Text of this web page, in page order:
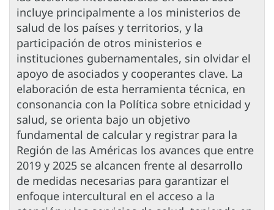
incluye principalmente a los ministerios de
salud de los países y territorios, y la
participación de otros ministerios e
instituciones gubernamentales, sin olvidar el
apoyo de asociados y cooperantes clave. La
elaboración de esta herramienta técnica, en
consonancia con la Política sobre etnicidad y
salud, se orienta bajo un objetivo
fundamental de calcular y registrar para la
Región de las Américas los avances que entre
2019 y 2025 se alcancen frente al desarrollo
de medidas necesarias para garantizar el
enfoque intercultural en el acceso a la